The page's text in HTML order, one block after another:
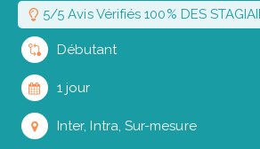
5/5 Avis Vérifiés 100% DES
Débutant
1 jour
Inter, Intra, Sur-mesure